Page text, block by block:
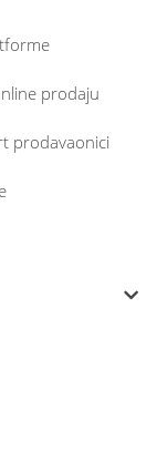
prodaju
prodavaonici